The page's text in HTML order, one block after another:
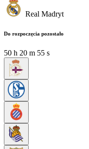
Real Madryt
Do rozpoczęcia pozostało
50 h 20 m 54 s